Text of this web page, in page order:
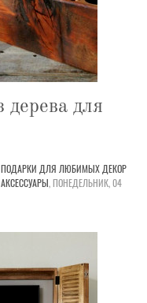
для
ПОДАРКИ ДЛЯ ЛЮБИМЫХ ДЕКОР
АКСЕССУАРЫ,ПОНЕДЕЛЬНИК, 04